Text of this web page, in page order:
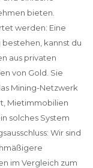
bieten.
werden: Eine
kannst du
aus privaten
von Gold. Sie
Mining-Netzwerk
Mietimmobilien
solches System
Wir sind
im Vergleich zum